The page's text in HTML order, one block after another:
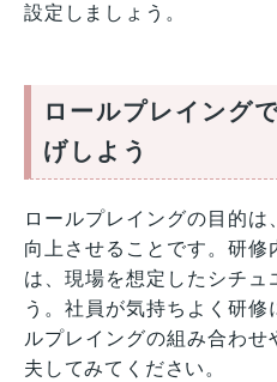
設定しましょう。
ロールプレイング
げしよう
ロールプレイングの目的
向上させることです。研修
は、現場を想定したシチュ
う。社員が気持ちよく研
ルプレイングの組み合わせ
夫してみてください。